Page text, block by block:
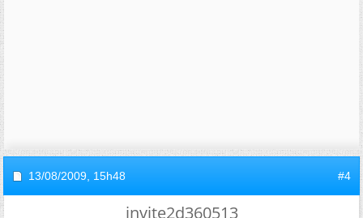
13/08/2009, 15h48 #4
invite2d360513